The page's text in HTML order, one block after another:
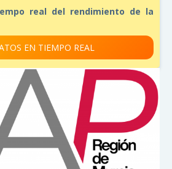
real del rendimiento de la
EN TIEMPO REAL